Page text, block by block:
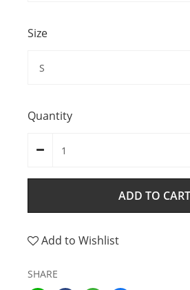
Size
Quantity
ADD TO CART
Add to Wishlist
SHARE